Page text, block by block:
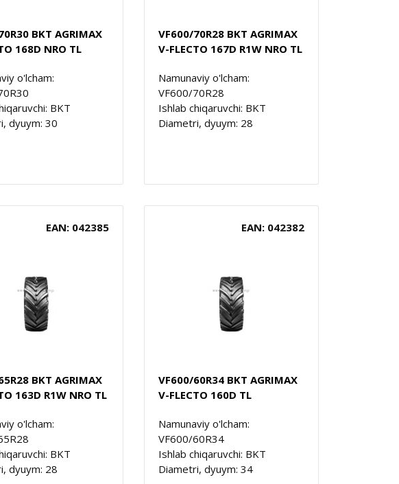
BKT AGRIMAX
168D NRO TL
o'lcham:
BKT
dyuym: 30
VF600/70R28 BKT AGRIMAX
V-FLECTO 167D R1W NRO TL
Namunaviy o'lcham:
VF600/70R28
Ishlab chiqaruvchi: BKT
Diametri, dyuym: 28
EAN: 042385
BKT AGRIMAX
163D R1W NRO TL
o'lcham:
BKT
dyuym: 28
EAN: 042382
VF600/60R34 BKT AGRIMAX
V-FLECTO 160D TL
Namunaviy o'lcham:
VF600/60R34
Ishlab chiqaruvchi: BKT
Diametri, dyuym: 34